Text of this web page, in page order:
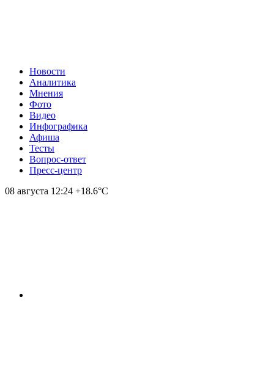
Новости
Аналитика
Мнения
Фото
Видео
Инфографика
Афиша
Тесты
Вопрос-ответ
Пресс-центр
08 августа 12:24 +18.6°С